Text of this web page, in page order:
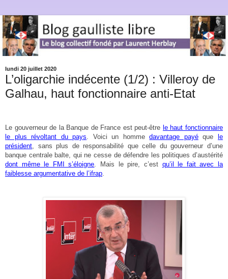
lundi 20 juillet 2020
L’oligarchie indécente (1/2) : Villeroy de
Galhau, haut fonctionnaire anti-Etat
Le gouverneur de la Banque de France est peut-être le haut fonctionnaire
le plus révoltant du pays. Voici un hommedavantage payéque
le
président, sans plus de responsabilité que celle du gouverneur d’une
banque centrale balte, qui ne cesse de défendre les politiques d’austérité
dont même le FMI s’éloigne. Mais le pire, c’est qu’il le fait avec la
faiblesse argumentative de l’ifrap.